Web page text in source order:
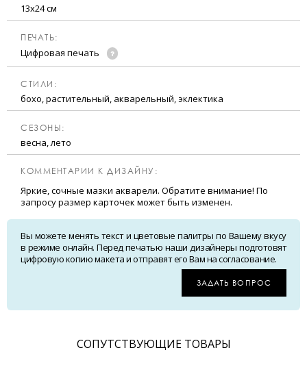
13х24 см
ПЕЧАТЬ:
Цифровая печать
CТИЛИ:
бохо, растительный, акварельный, эклектика
CЕЗОНЫ:
весна, лето
КОММЕНТАРИИ К ДИЗАЙНУ:
Яркие, сочные мазки акварели. Обратите внимание! По
запросу размер карточек может быть изменен.
Вы можете менять текст и цветовые палитры по Вашему вкусу
в режиме онлайн. Перед печатью наши дизайнеры подготовят
цифровую копию макета и отправят его Вам на согласование.
ЗАДАТЬ ВОПРОС
CОПУТСТВУЮЩИЕ ТОВАРЫ